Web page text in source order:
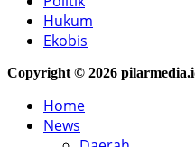
Hukum
Ekobis
Copyright © 2026
Home
News